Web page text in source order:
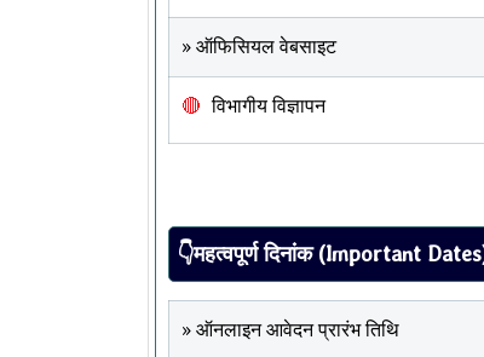
» ऑफिसियल वेबसाइट
विभागीय विज्ञापन
👇महत्वपूर्ण दिनांक (Important
» ऑनलाइन आवेदन प्रारंभ तिथि